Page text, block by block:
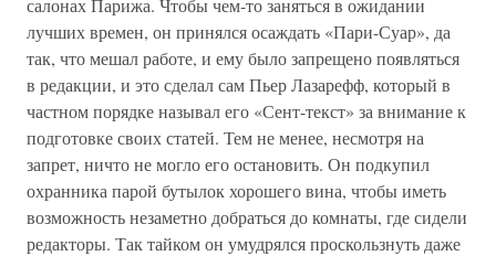
салонах Парижа. Чтобы чем-то заняться в ожидании
лучших времен, он принялся осаждать «Пари-Суар», да
так, что мешал работе, и ему было запрещено появляться
в редакции, и это сделал сам Пьер Лазарефф, который в
частном порядке называл его «Сент-текст» за внимание к
подготовке своих статей. Тем не менее, несмотря на
запрет, ничто не могло его остановить. Он подкупил
охранника парой бутылок хорошего вина, чтобы иметь
возможность незаметно добраться до комнаты, где сидели
редакторы. Так тайком он умудрялся проскользнуть даже